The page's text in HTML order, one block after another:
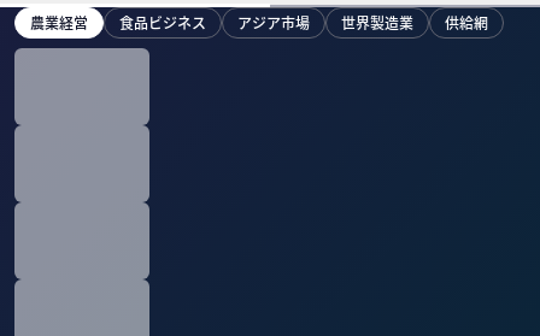
農業経営 食品ビジネス アジア市場 世界製造業 供給網